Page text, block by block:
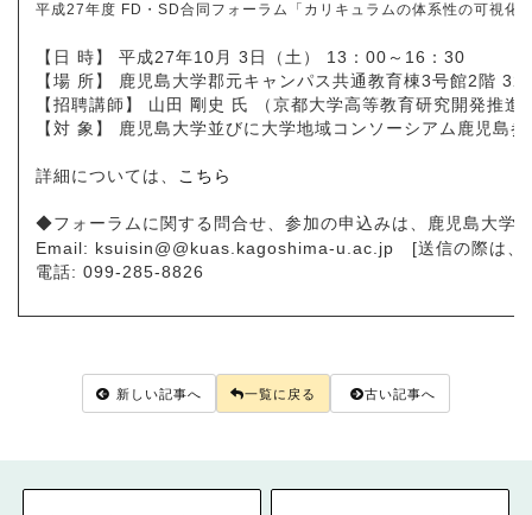
平成27年度 FD・SD合同フォーラム 「カリキュラムの体系性の可視化
【日 時】 平成27年10月 3日（土） 13：00～16：30
【場 所】 鹿児島大学郡元キャンパス共通教育棟3号館2階
【招聘講師】 山田 剛史 氏 （京都大学高等教育研究開発推進
【対 象】 鹿児島大学並びに大学地域コンソーシアム鹿児島
詳細については、 こちら
◆フォーラムに関する問合せ、参加の申込みは、鹿児島大学
Email: ksuisin@@kuas.kagoshima-u.ac.jp [送信の際は、
電話: 099-285-8826
新しい記事へ 一覧に戻る 古い記事へ